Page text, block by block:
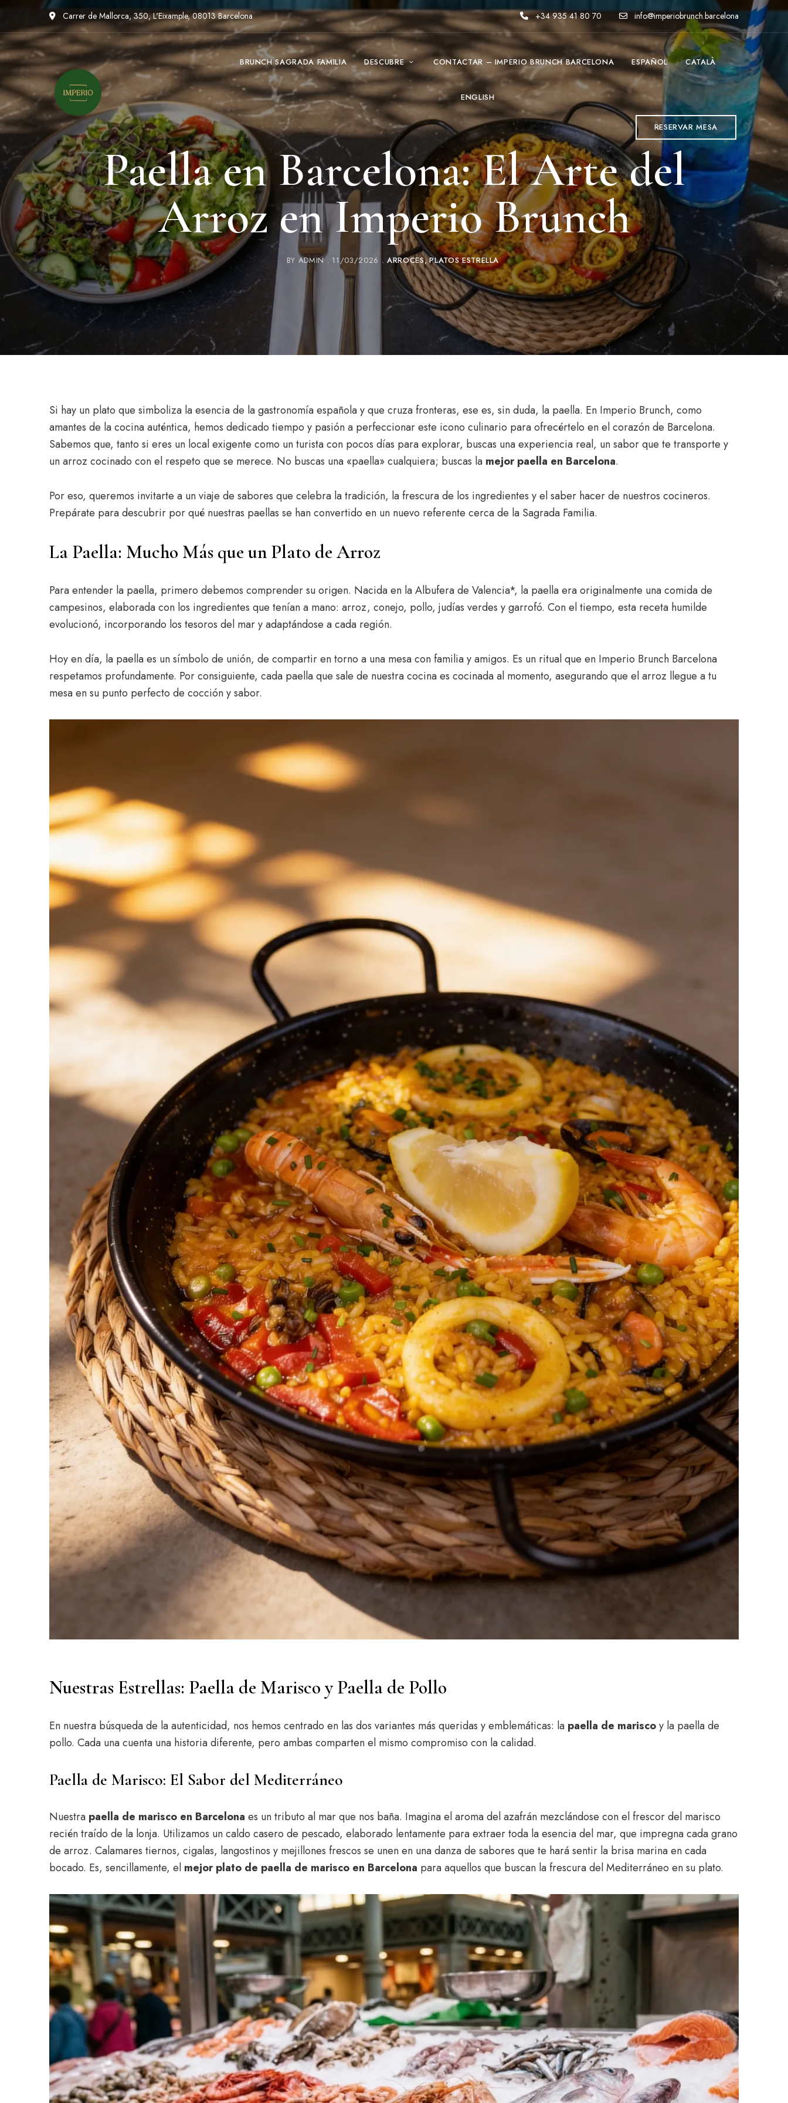
Carrer de Mallorca, 350, L'Eixample, 08013 Barcelona +34 935 41 80 70 info@imperiobrunch.barcelona
BRUNCH SAGRADA FAMILIA DESCUBRE CONTACTAR – IMPERIO BRUNCH BARCELONA ESPAÑOL CATALÀ
ENGLISH
RESERVAR MESA
Paella en Barcelona: El Arte del
Arroz en Imperio Brunch
BY ADMIN 11/03/2026 ARROCES PLATOS ESTRELLA
Si hay un plato que simboliza la esencia de la gastronomía española y que cruza fronteras, ese es, sin duda, la paella. En Imperio Brunch, como
amantes de la cocina auténtica, hemos dedicado tiempo y pasión a perfeccionar este icono culinario para ofrecértelo en el corazón de Barcelona.
Sabemos que, tanto si eres un local exigente como un turista con pocos días para explorar, buscas una experiencia real, un sabor que te transporte y
un arroz cocinado con el respeto que se merece. No buscas una «paella» cualquiera; buscas la mejor paella en Barcelona.
Por eso, queremos invitarte a un viaje de sabores que celebra la tradición, la frescura de los ingredientes y el saber hacer de nuestros cocineros.
Prepárate para descubrir por qué nuestras paellas se han convertido en un nuevo referente cerca de la Sagrada Familia.
La Paella: Mucho Más que un Plato de Arroz
Para entender la paella, primero debemos comprender su origen. Nacida en la Albufera de Valencia*, la paella era originalmente una comida de
campesinos, elaborada con los ingredientes que tenían a mano: arroz, conejo, pollo, judías verdes y garrofó. Con el tiempo, esta receta humilde
evolucionó, incorporando los tesoros del mar y adaptándose a cada región.
Hoy en día, la paella es un símbolo de unión, de compartir en torno a una mesa con familia y amigos. Es un ritual que en Imperio Brunch Barcelona
respetamos profundamente. Por consiguiente, cada paella que sale de nuestra cocina es cocinada al momento, asegurando que el arroz llegue a tu
mesa en su punto perfecto de cocción y sabor.
Nuestras Estrellas: Paella de Marisco y Paella de Pollo
En nuestra búsqueda de la autenticidad, nos hemos centrado en las dos variantes más queridas y emblemáticas: la paella de mariscoy la paella de
pollo. Cada una cuenta una historia diferente, pero ambas comparten el mismo compromiso con la calidad.
Paella de Marisco: El Sabor del Mediterráneo
Nuestra paella de marisco en Barcelona es un tributo al mar que nos baña. Imagina el aroma del azafrán mezclándose con el frescor del marisco
recién traído de la lonja. Utilizamos un caldo casero de pescado, elaborado lentamente para extraer toda la esencia del mar, que impregna cada grano
de arroz. Calamares tiernos, cigalas, langostinos y mejillones frescos se unen en una danza de sabores que te hará sentir la brisa marina en cada
bocado. Es, sencillamente, el mejor plato de paella de marisco en Barcelona para aquellos que buscan la frescura del Mediterráneo en su plato.